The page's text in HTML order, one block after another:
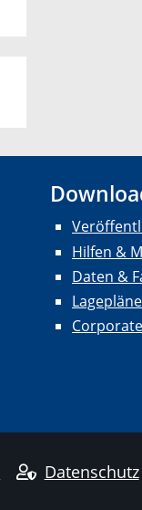
Hilfen &
Daten &
Lagepläne
Datenschutz